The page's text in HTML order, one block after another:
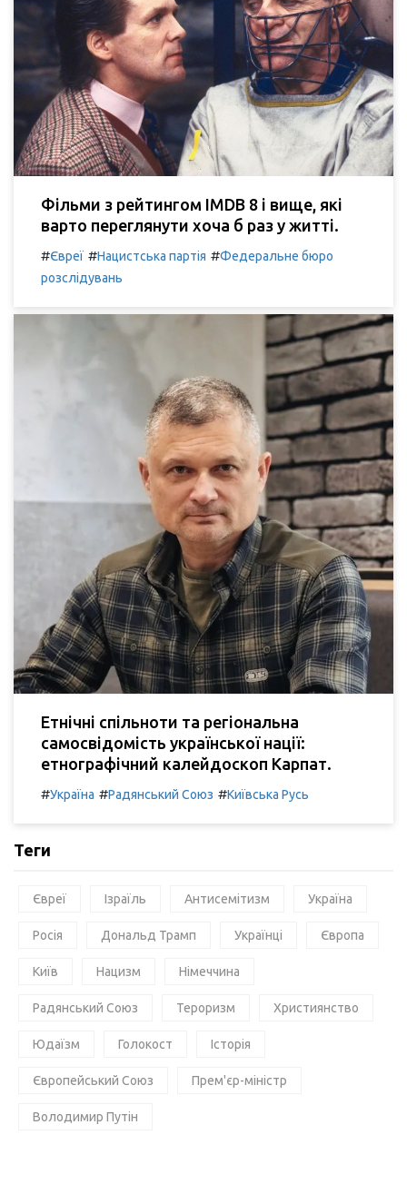
Фільми з рейтингом IMDB 8 і вище, які
варто переглянути хоча б раз у житті.
#Євреї #Нацистська партія #Федеральне бюро
розслідувань
Етнічні спільноти та регіональна
самосвідомість української нації:
етнографічний калейдоскоп Карпат.
#Україна #Радянський Союз #Київська Русь
Теги
Євреї Ізраїль Антисемітизм Україна
Росія Дональд Трамп Українці Європа
Київ Нацизм Німеччина
Радянський Союз Тероризм Християнство
Юдаїзм Голокост Історія
Європейський Союз Прем'єр-міністр
Володимир Путін